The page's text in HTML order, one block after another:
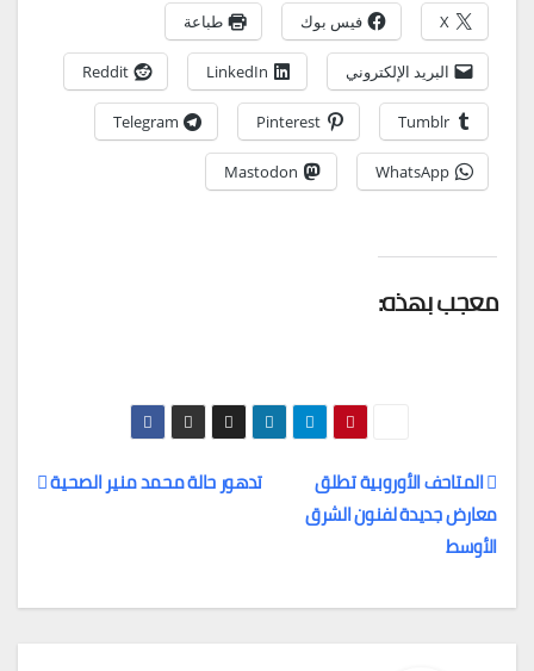
X فيس بوك طباعة
البريد الإلكتروني LinkedIn
Reddit
Tumblr
Pinterest
Telegram
WhatsApp
Mastodon
معجب بهذه:
تصفّح
المقالات
تدهور حالة محمد منير الصحية
المتاحف الأوروبية تطلق
معارض جديدة لفنون الشرق
الأوسط